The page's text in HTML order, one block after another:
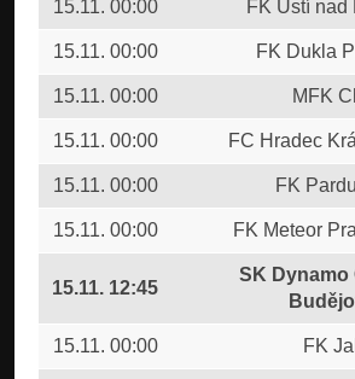
15.11. 00:00 FK Ústí nad
15.11. 00:00 FK Dukla
15.11. 00:00 MFK
15.11. 00:00 FC Hradec
15.11. 00:00 FK
15.11. 00:00 FK Meteor
15.11. 12:45
SK Dynamo
15.11. 00:00 FK